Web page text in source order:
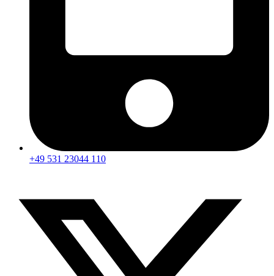
+49 531 23044 110